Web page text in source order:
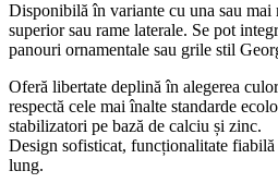
Disponibilă în variante cu una sau
superior sau rame laterale. Se pot
panouri ornamentale sau grile stil
Oferă libertate deplină în alegerea
respectă cele mai înalte standarde
stabilizatori pe bază de calciu și zinc.
Design sofisticat, funcționalitate
lung.